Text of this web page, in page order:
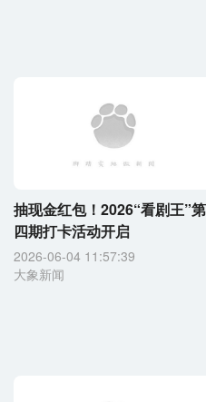
抽现金红包！2026“看剧王”第
四期打卡活动开启
2026-06-04 11:57:39
大象新闻